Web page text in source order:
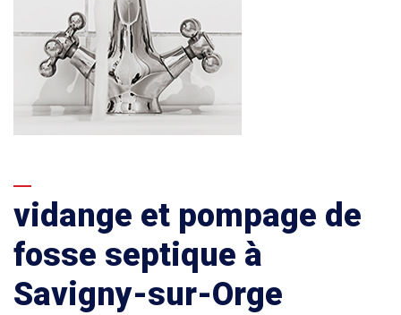
vidange et pompage de
fosse septique à
Savigny-sur-Orge